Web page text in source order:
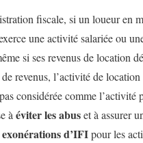
fiscale, si un loueur en
une activité salariée ou
si ses revenus de location
revenus, l’activité de location
considérée comme l’activité
àéviter les abuset à assurer
d’IFIpour les